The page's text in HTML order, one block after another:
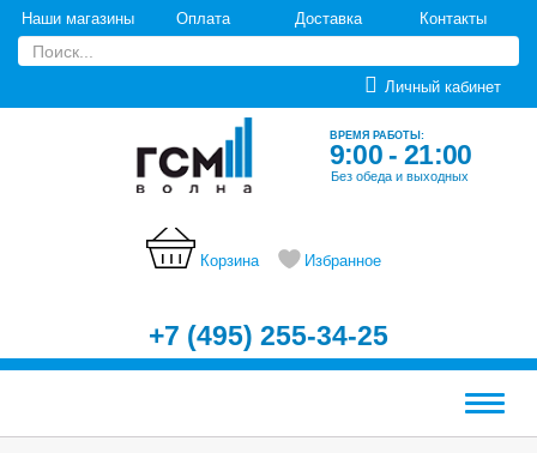
Наши магазины Оплата Доставка Контакты
Личный кабинет
ВРЕМЯ РАБОТЫ:
9:00 - 21:00
Без обеда и выходных
Корзина Избранное
+7 (495) 255-34-25
Меню